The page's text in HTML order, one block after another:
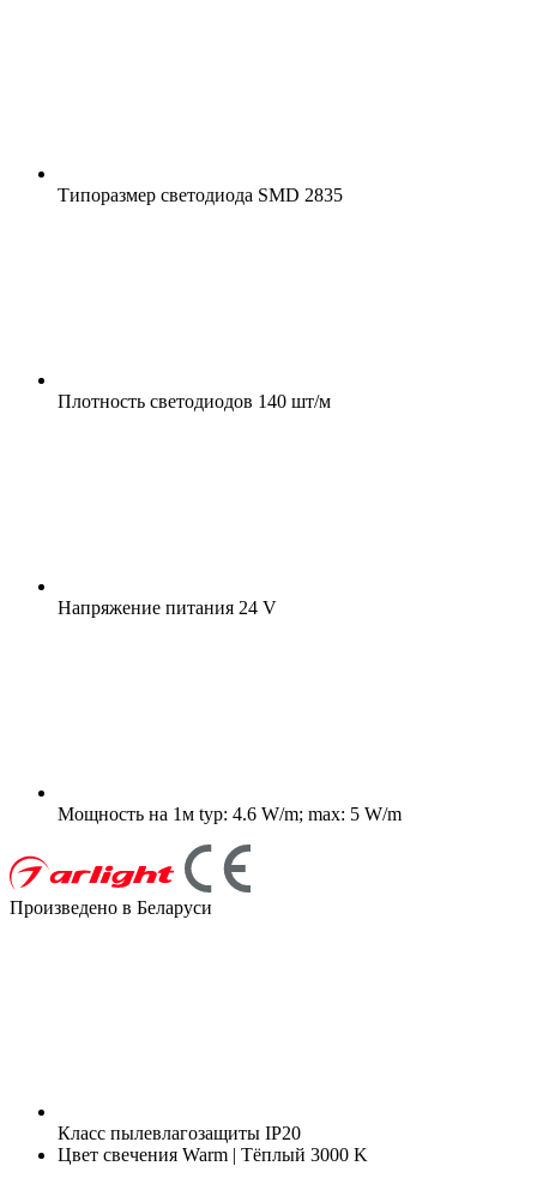
Типоразмер светодиода SMD 2835
Плотность светодиодов 140 шт/м
Напряжение питания 24 V
Мощность на 1м typ: 4.6 W/m; max: 5 W/m
Произведено в Беларуси
Класс пылевлагозащиты IP20
Цвет свечения Warm | Тёплый 3000 K